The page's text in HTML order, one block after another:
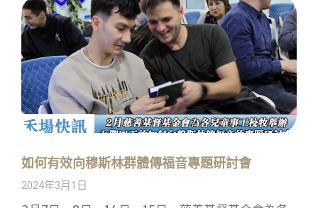
如何有效向穆斯林群體傳福音專題研討會
2024年3月1日